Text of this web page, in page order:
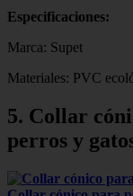
Especificaciones:
Marca: Supet
Materiales: PVC
5. Collar
perros y